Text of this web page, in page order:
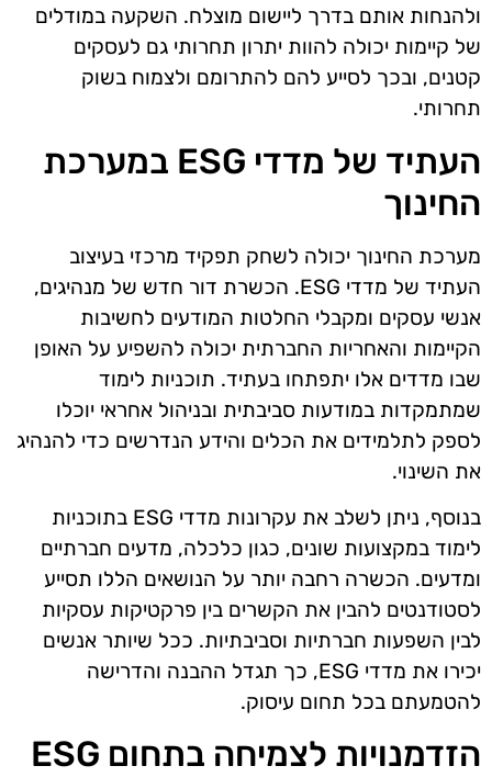
ולהנחות אותם בדרך ליישום מוצלח. השקעה במודלים
של קיימות יכולה להוות יתרון תחרותי גם לעסקים
קטנים, ובכך לסייע להם להתרומם ולצמוח בשוק
תחרותי.
העתיד של מדדי ESG במערכת
החינוך
מערכת החינוך יכולה לשחק תפקיד מרכזי בעיצוב
העתיד של מדדי ESG. הכשרת דור חדש של מנהיגים,
אנשי עסקים ומקבלי החלטות המודעים לחשיבות
הקיימות והאחריות החברתית יכולה להשפיע על האופן
שבו מדדים אלו יתפתחו בעתיד. תוכניות לימוד
שמתמקדות במודעות סביבתית ובניהול אחראי יוכלו
לספק לתלמידים את הכלים והידע הנדרשים כדי להנהיג
את השינוי.
בנוסף, ניתן לשלב את עקרונות מדדי ESG בתוכניות
לימוד במקצועות שונים, כגון כלכלה, מדעים חברתיים
ומדעים. הכשרה רחבה יותר על הנושאים הללו תסייע
לסטודנטים להבין את הקשרים בין פרקטיקות עסקיות
לבין השפעות חברתיות וסביבתיות. ככל שיותר אנשים
יכירו את מדדי ESG, כך תגדל ההבנה והדרישה
להטמעתם בכל תחום עיסוק.
הזדמנויות לצמיחה בתחום ESG